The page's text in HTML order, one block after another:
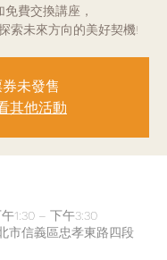
免費交換講座，
索未來方向的美好契機!
券未發售
其他活動
1:30 – 下午3:30
市信義區忠孝東路四段